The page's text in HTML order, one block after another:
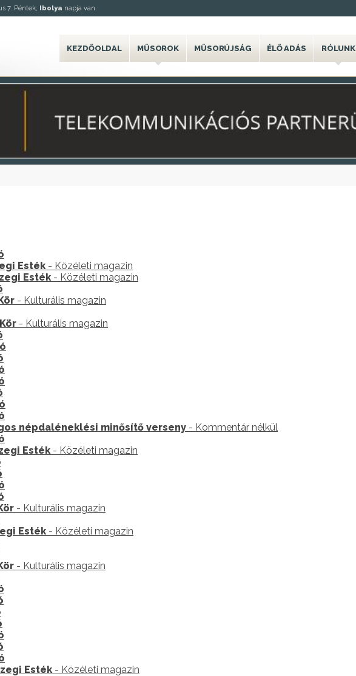
7. Péntek, Ibolya napja van.
KEZDŐOLDAL MŰSOROK MŰSORÚJSÁG ÉLŐ ADÁS RÓLUNK
Esték - Közéleti magazin
Esték - Közéleti magazin
- Kulturális magazin
- Kulturális magazin
népdaléneklési minősítő verseny - Kommentár nélkül
Esték - Közéleti magazin
- Kulturális magazin
Esték - Közéleti magazin
- Kulturális magazin
Esték - Közéleti magazin